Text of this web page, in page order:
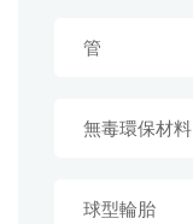
管
無毒環保材料
球型輪胎